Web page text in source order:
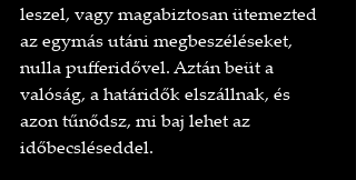
leszel, vagy magabiztosan ütemezted
az egymás utáni megbeszéléseket,
nulla pufferidővel. Aztán beüt a
valóság, a határidők elszállnak, és
azon tűnődsz, mi baj lehet az
időbecsléseddel.